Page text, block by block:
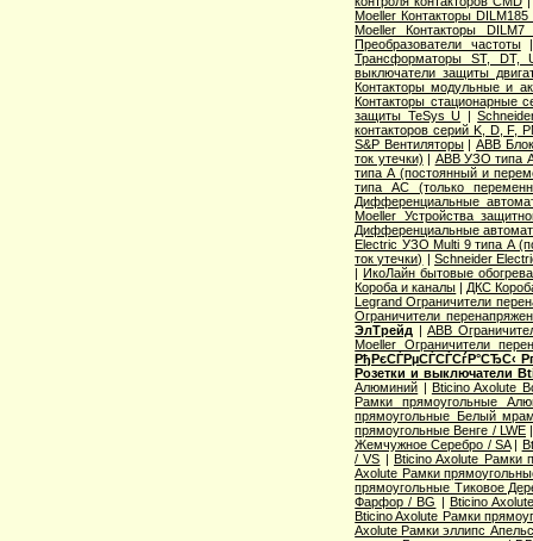
Moeller Контакторы
Moeller Контакторы
Преобразователи частоты
Трансформаторы ST, DT,
выключатели защиты
Контакторы модульные и
Контакторы стационарные
защиты TeSys U |
контакторов серий K, D, F,
S&P Вентиляторы| ABB
ток утечки) | ABB УЗО типа
типа А (постоянный и
типа АС (только
Дифференциальные
Moeller Устройства
Дифференциальные
Electric УЗО Multi 9 типа А
ток утечки) |Schneider
|ИкоЛайн бытовые
Короба и каналы | ДКС
Legrand Ограничители
Ограничители
ЭлТрейд |ABB
Moeller Ограничители
РђРєСЃРµСЃСЃСѓР°СЂС‹
Розетки и выключатели
Алюминий | Bticino Axolute
Рамки прямоугольные
прямоугольные Белый
прямоугольные Венге / LWE
Жемчужное Серебро / SA|
/ VS |Bticino Axolute Рамки
Axolute Рамки
прямоугольные Тиковое
Фарфор / BG | Bticino
Bticino Axolute Рамки
Axolute Рамки эллипс